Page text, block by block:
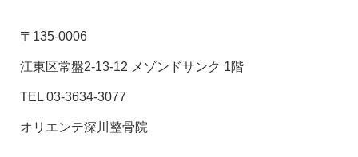
〒135-0006
江東区常盤2-13-12 メゾンドサンク 1階
TEL 03-3634-3077
オリエンテ深川整骨院